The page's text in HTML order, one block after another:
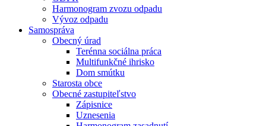
Harmonogram zvozu odpadu
Vývoz odpadu
Samospráva
Obecný úrad
Terénna sociálna práca
Multifunkčné ihrisko
Dom smútku
Starosta obce
Obecné zastupiteľstvo
Zápisnice
Uznesenia